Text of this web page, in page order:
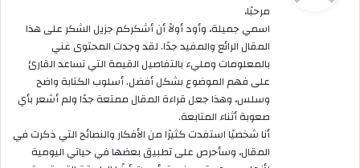
ل
مرحبًا،
اسمي جميلة، وأود أولاً أن أشكركم جزيل الشكر على هذا
المقال الرائع والمفيد جدًا. لقد وجدت المحتوى غني
بالمعلومات ومليء بالتفاصيل القيمة التي تساعد القارئ
على فهم الموضوع بشكل أفضل. أسلوب الكتابة واضح
وسلس، وهذا جعل قراءة المقال ممتعة جدًا ولم أشعر بأي
صعوبة أثناء المتابعة.
أنا شخصيًا استفدت كثيرًا من الأفكار والنصائح التي ذكرت في
المقال، وسأحرص على تطبيق بعضها في حياتي اليومية